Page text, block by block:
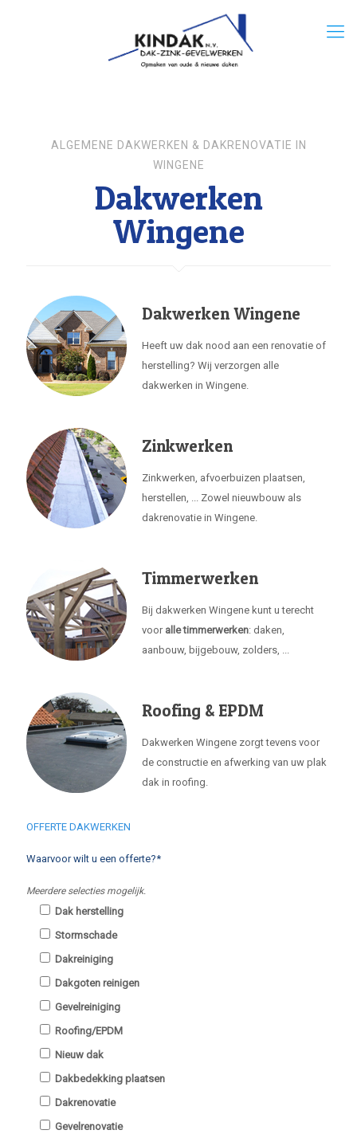
ALGEMENE DAKWERKEN & DAKRENOVATIE IN
WINGENE
Dakwerken
Wingene
Dakwerken Wingene
Heeft uw dak nood aan een renovatie of
herstelling? Wij verzorgen alle
dakwerken in Wingene.
Zinkwerken
Zinkwerken, afvoerbuizen plaatsen,
herstellen, ... Zowel nieuwbouw als
dakrenovatie in Wingene.
Timmerwerken
Bij dakwerken Wingene kunt u terecht
voor alle timmerwerken: daken,
aanbouw, bijgebouw, zolders, ...
Roofing & EPDM
Dakwerken Wingene zorgt tevens voor
de constructie en afwerking van uw plak
dak in roofing.
OFFERTE DAKWERKEN
Waarvoor wilt u een offerte?*
Meerdere selecties mogelijk.
Dak herstelling
Stormschade
Dakreiniging
Dakgoten reinigen
Gevelreiniging
Roofing/EPDM
Nieuw dak
Dakbedekking plaatsen
Dakrenovatie
Gevelrenovatie